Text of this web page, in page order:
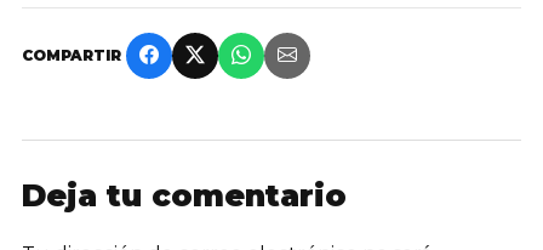
COMPARTIR
Deja tu comentario